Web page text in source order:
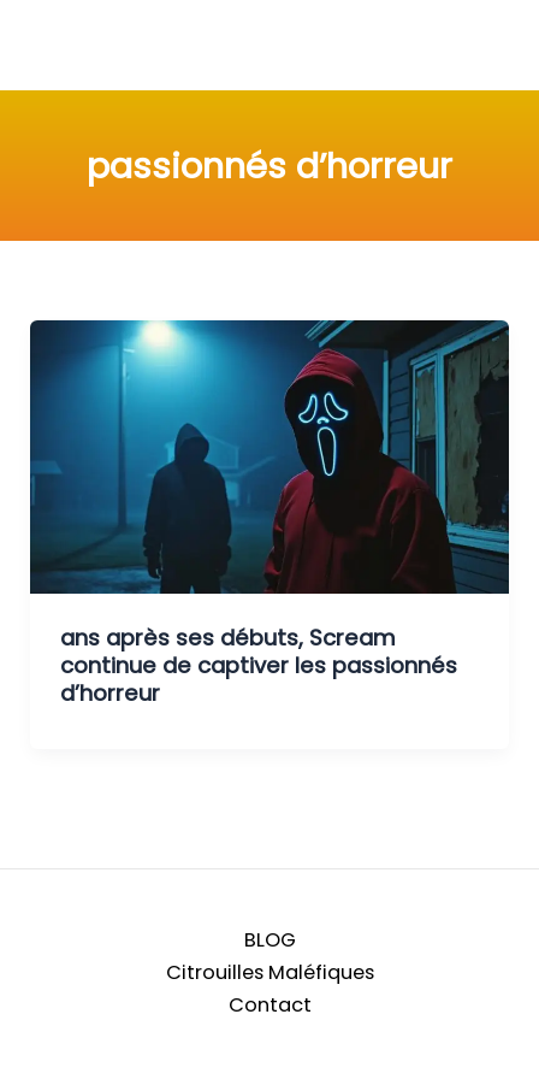
passionnés d’horreur
ans après ses débuts, Scream
continue de captiver les passionnés
d’horreur
BLOG
Citrouilles Maléfiques
Contact